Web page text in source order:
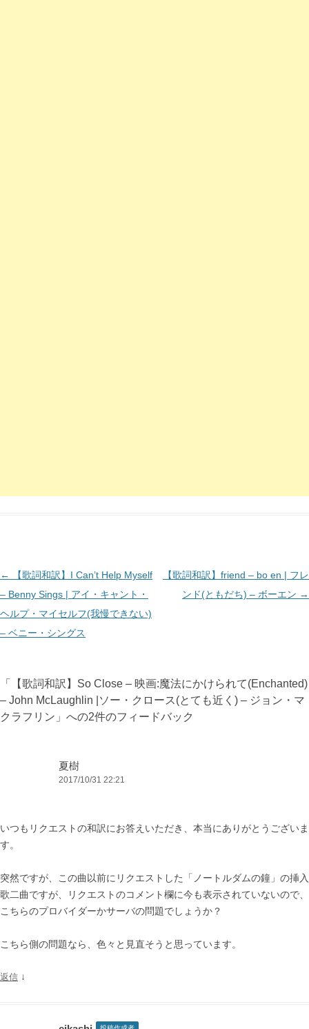
投
稿
ナ
ビ
ョ
←
【歌詞和訳】I Can’t Help Myself
– Benny Sings | アイ・キャント・
ヘルプ・マイセルフ(我慢できない)
– ベニー・シングス
【歌詞和訳】friend – bo en | フレ
ンド(ともだち) – ボーエン →
「
【歌詞和訳】So Close – 映画:魔法にかけられて(Enchanted)
– John McLaughlin |ソー・クロース(とても近く) – ジョン・マ
クラフリン 」への2件のフィードバック
夏樹
2017/10/31 22:21
いつもリクエストの和訳にお答えいただき、本当にありがとうございま
す。
突然ですが、この曲以前にリクエストした「ノートルダムの鐘」の挿入
歌二曲ですが、リクエストのコメント欄に今も表示されていないので、
こちらのプロバイダーかサーバの問題でしょうか？
こちら側の問題なら、色々と見直そうと思っています。
返信 ↓